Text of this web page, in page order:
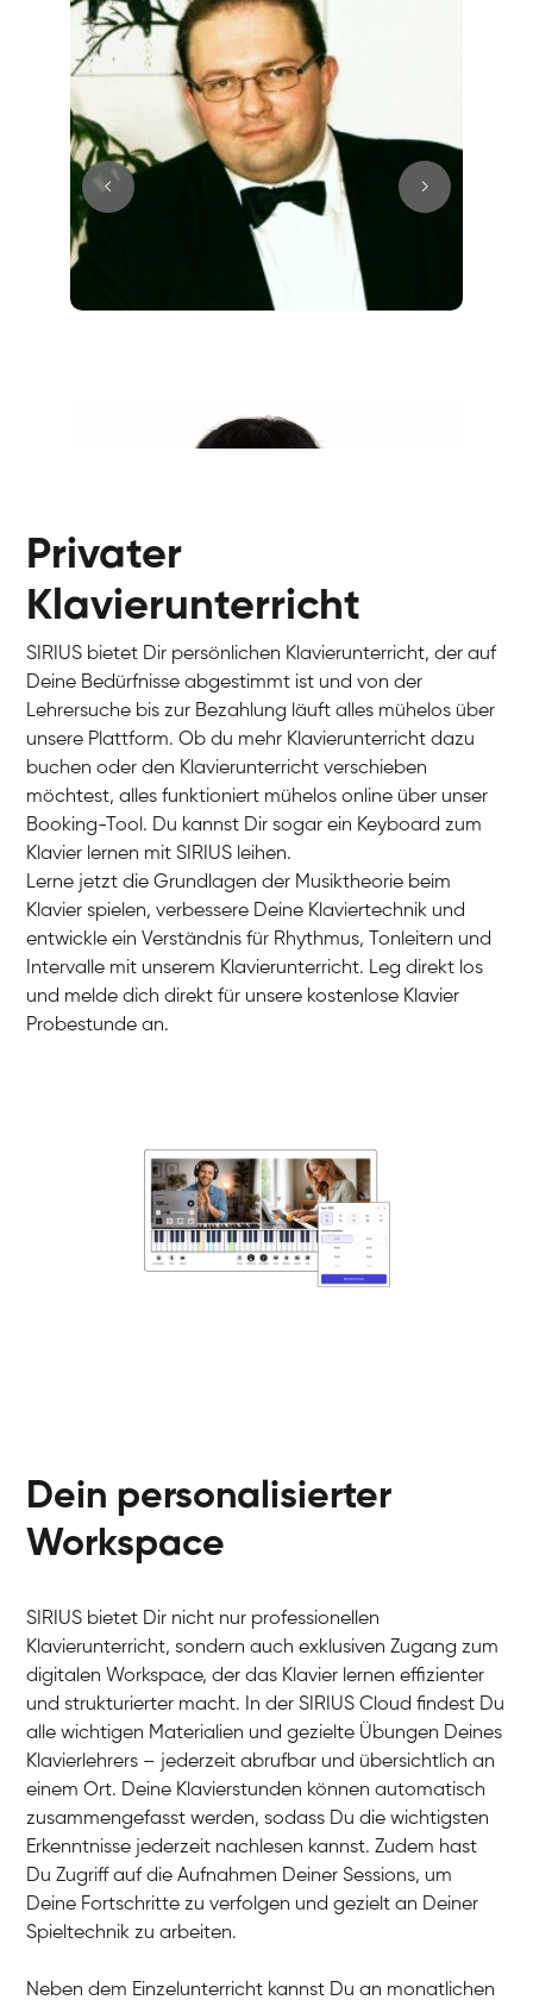
Charlotte
Klavier / Piano / Flügel
Klavier / Piano / Flügel
Klavier / Piano / Flügel
Klavier / Piano / Flügel
Klavier / Piano / Flügel
Hannes
Klavier / Piano / Flügel
Klavier / Piano / Flügel
Privater
Klavierunterricht
SIRIUS bietet Dir persönlichen Klavierunterricht, der auf
Deine Bedürfnisse abgestimmt ist und von der
Lehrersuche bis zur Bezahlung läuft alles mühelos über
unsere Plattform. Ob du mehr Klavierunterricht dazu
buchen oder den Klavierunterricht verschieben
möchtest, alles funktioniert mühelos online über unser
Booking-Tool. Du kannst Dir sogar ein Keyboard zum
Klavier lernen mit SIRIUS leihen.
Lerne jetzt die Grundlagen der Musiktheorie beim
Klavier spielen, verbessere Deine Klaviertechnik und
entwickle ein Verständnis für Rhythmus, Tonleitern und
Intervalle mit unserem Klavierunterricht. Leg direkt los
und melde dich direkt für unsere kostenlose Klavier
Probestunde an.
Dein personalisierter
Workspace
SIRIUS bietet Dir nicht nur professionellen
Klavierunterricht, sondern auch exklusiven Zugang zum
digitalen Workspace, der das Klavier lernen effizienter
und strukturierter macht. In der SIRIUS Cloud findest Du
alle wichtigen Materialien und gezielte Übungen Deines
Klavierlehrers – jederzeit abrufbar und übersichtlich an
einem Ort. Deine Klavierstunden können automatisch
zusammengefasst werden, sodass Du die wichtigsten
Erkenntnisse jederzeit nachlesen kannst. Zudem hast
Du Zugriff auf die Aufnahmen Deiner Sessions, um
Deine Fortschritte zu verfolgen und gezielt an Deiner
Spieltechnik zu arbeiten.
Neben dem Einzelunterricht kannst Du an monatlichen